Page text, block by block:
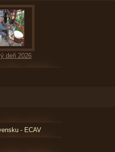
deň 2026
- ECAV